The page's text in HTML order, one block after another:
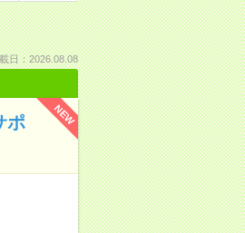
日：2026.08.08
NEW
ポ